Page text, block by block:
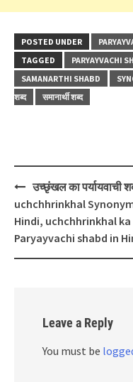
POSTED UNDER
TAGGED
PARYAYVACHI
SAMANARTHI SHABD
शब्द
समानार्थी शब्द
Post
navigation
उच्छृंखल का पर्यायवाची
uchchhrinkhal
Hindi, uchchhrinkhal ka
Paryayvachi shabd in
Leave a Reply
You must be